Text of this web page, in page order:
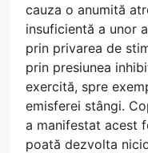
cauza o anumită
insuficientă a unor
prin privarea de
prin presiunea
exercită, spre
emisferei stângi.
a manifestat acest
poată dezvolta